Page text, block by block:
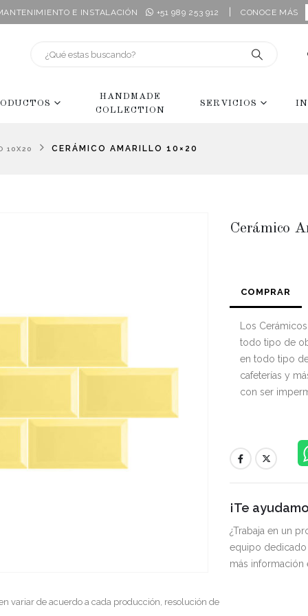
E INSTALACIÓN +51 989 253 912 CONOCE MÁS
HANDMADE
COLLECTION
SERVICIOS
10X20 CERÁMICO AMARILLO 10×20
variar de acuerdo a cada producción, resolución de
Cerámico
COMPRAR
Los
todo tipo de
en todo tipo
cafeterías y
con ser
¡Te
¿Trabaja en un
equipo dedicado
más información